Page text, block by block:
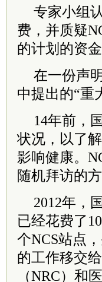
专家小组
费，并质疑
的计划的资金
在一份声
中提出的“重
14年前，
状况，以了
影响健康。
随机拜访的
2012年，
已经花费了
个NCS站点
的工作移交
（NRC）和